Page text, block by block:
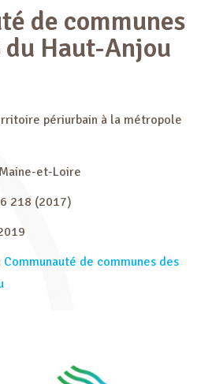
de communes
du Haut-Anjou
périurbain à la métropole
et-Loire
218 (2017)
Communauté de communes des